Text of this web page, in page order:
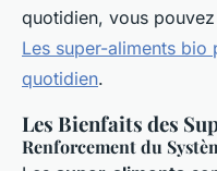
quotidien, vous
Les super-aliments
quotidien.
Les Bienfaits des
Renforcement du